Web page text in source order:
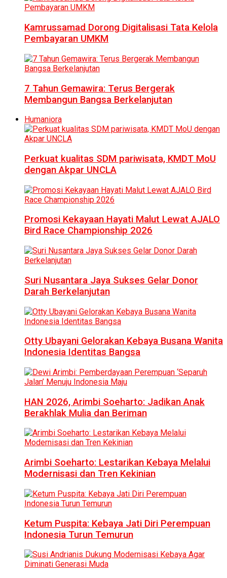
Kamrussamad Dorong Digitalisasi Tata Kelola
Pembayaran UMKM
7 Tahun Gemawira: Terus Bergerak
Membangun Bangsa Berkelanjutan
Humaniora
Perkuat kualitas SDM pariwisata, KMDT MoU
dengan Akpar UNCLA
Promosi Kekayaan Hayati Malut Lewat AJALO
Bird Race Championship 2026
Suri Nusantara Jaya Sukses Gelar Donor
Darah Berkelanjutan
Otty Ubayani Gelorakan Kebaya Busana Wanita
Indonesia Identitas Bangsa
HAN 2026, Arimbi Soeharto: Jadikan Anak
Berakhlak Mulia dan Beriman
Arimbi Soeharto: Lestarikan Kebaya Melalui
Modernisasi dan Tren Kekinian
Ketum Puspita: Kebaya Jati Diri Perempuan
Indonesia Turun Temurun